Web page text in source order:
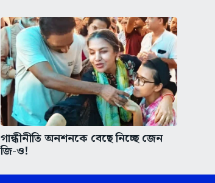
গান্ধীনীতি অনশনকে বেছে নিচ্ছে জেন
জি-ও!